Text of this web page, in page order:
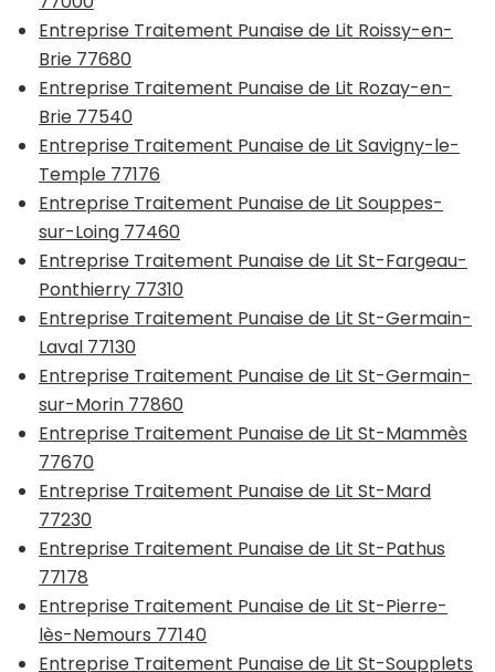
Entreprise Traitement Punaise de Lit Roissy-en-
Brie 77680
Entreprise Traitement Punaise de Lit Rozay-en-
Brie 77540
Entreprise Traitement Punaise de Lit Savigny-le-
Temple 77176
Entreprise Traitement Punaise de Lit Souppes-
sur-Loing 77460
Entreprise Traitement Punaise de Lit St-Fargeau-
Ponthierry 77310
Entreprise Traitement Punaise de Lit St-Germain-
Laval 77130
Entreprise Traitement Punaise de Lit St-Germain-
sur-Morin 77860
Entreprise Traitement Punaise de Lit St-Mammès
77670
Entreprise Traitement Punaise de Lit St-Mard
77230
Entreprise Traitement Punaise de Lit St-Pathus
77178
Entreprise Traitement Punaise de Lit St-Pierre-
lès-Nemours 77140
Entreprise Traitement Punaise de Lit St-Soupplets